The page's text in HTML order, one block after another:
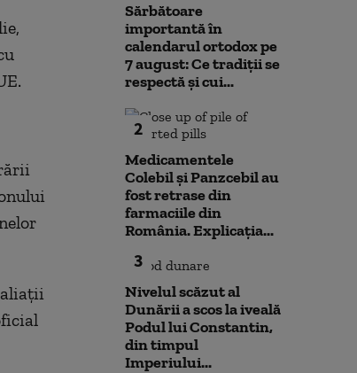
aliații
Sărbătoare
importantă în
calendarul ortodox pe
7 august: Ce tradiții se
respectă și cui...
2
Medicamentele
Colebil și Panzcebil au
fost retrase din
farmaciile din
România. Explicația...
3
Nivelul scăzut al
Dunării a scos la iveală
Podul lui Constantin,
din timpul
Imperiului...